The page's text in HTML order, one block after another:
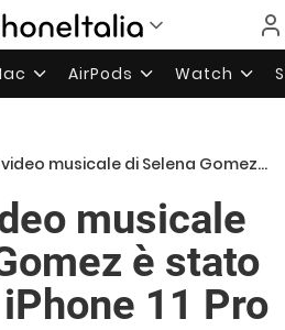
AirPods Watch
di Selena Gomez è stato girato con iPhone 11 Pro
musicale
è stato
11 Pro